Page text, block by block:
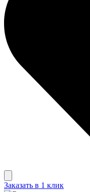
Заказать в 1 клик